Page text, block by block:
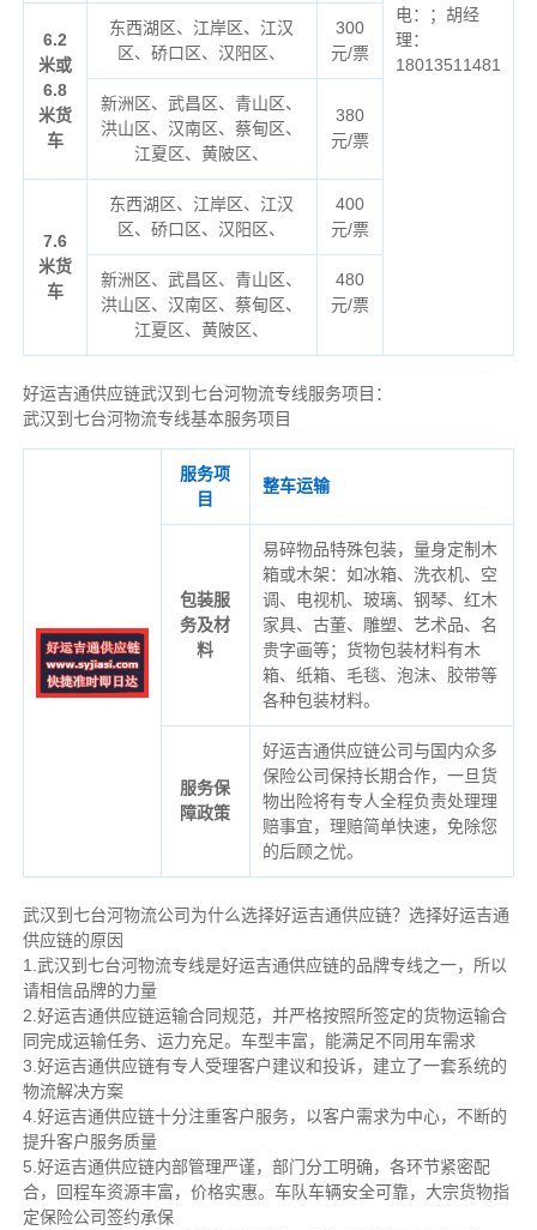
电：；胡经
理：
18013511481
6.2
米或
6.8
米货
车
东西湖区、江岸区、江汉
区、硚口区、汉阳区、
300
元/票
新洲区、武昌区、青山区、
洪山区、汉南区、蔡甸区、
江夏区、黄陂区、
380
元/票
7.6
米货
车
东西湖区、江岸区、江汉
区、硚口区、汉阳区、
400
元/票
新洲区、武昌区、青山区、
洪山区、汉南区、蔡甸区、
江夏区、黄陂区、
480
元/票
好运吉通供应链武汉到七台河物流专线服务项目：
武汉到七台河物流专线基本服务项目
服务项
目
整车运输
包装服
务及材
料
易碎物品特殊包装，量身定制木
箱或木架：如冰箱、洗衣机、空
调、电视机、玻璃、钢琴、红木
家具、古董、雕塑、艺术品、名
贵字画等；货物包装材料有木
箱、纸箱、毛毯、泡沫、胶带等
各种包装材料。
服务保
障政策
好运吉通供应链公司与国内众多
保险公司保持长期合作，一旦货
物出险将有专人全程负责处理理
赔事宜，理赔简单快速，免除您
的后顾之忧。
武汉到七台河物流公司为什么选择好运吉通供应链？选择好运吉通
供应链的原因
1.武汉到七台河物流专线是好运吉通供应链的品牌专线之一，所以
请相信品牌的力量
2.好运吉通供应链运输合同规范，并严格按照所签定的货物运输合
同完成运输任务、运力充足。车型丰富，能满足不同用车需求
3.好运吉通供应链有专人受理客户建议和投诉，建立了一套系统的
物流解决方案
4.好运吉通供应链十分注重客户服务，以客户需求为中心，不断的
提升客户服务质量
5.好运吉通供应链内部管理严谨，部门分工明确，各环节紧密配
合，回程车资源丰富，价格实惠。车队车辆安全可靠，大宗货物指
定保险公司签约承保